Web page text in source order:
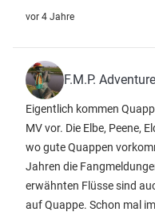
vor 4 Jahre
F.M.P. Adventure
Eigentlich kommen
MV vor. Die Elbe, Peene,
wo gute Quappen
Jahren die
erwähnten Flüsse sind
auf Quappe. Schon mal